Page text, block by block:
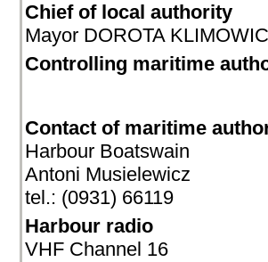
Chief of local authority
Mayor DOROTA
Controlling maritime
Contact of maritime
Harbour Boatswain
Antoni Musielewicz
tel.: (0931) 66119
Harbour radio
VHF Channel 16